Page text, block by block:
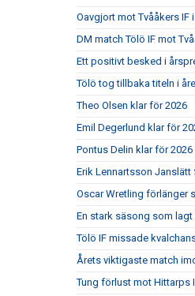
Oavgjort mot Tvååkers IF
DM match Tölö IF mot
Ett positivt besked i
Tölö tog tillbaka titeln i
Theo Olsen klar för 2026
Emil Degerlund klar för
Pontus Delin klar för 2026
Erik Lennartsson
Oscar Wretling förlänger
En stark säsong som
Tölö IF missade
Årets viktigaste match
Tung förlust mot Hittarps